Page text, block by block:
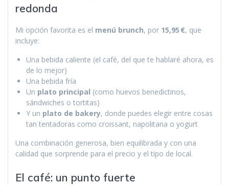
redonda
Mi opción favorita es el menú brunch, por 15,95 €, que
incluye:
Una bebida caliente (el café, del que te hablaré ahora, es
de lo mejor)
Una bebida fría
Un plato principal (como huevos benedictinos,
sándwiches o tortitas)
Y un plato de bakery, donde puedes elegir entre cosas
tan tentadoras como croissant, napolitana o yogurt
Una combinación generosa, bien equilibrada y con una
calidad que sorprende para el precio y el tipo de local.
El café: un punto fuerte